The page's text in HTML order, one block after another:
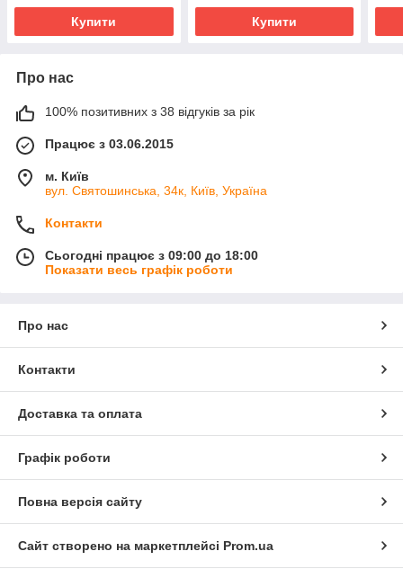
Купити Купити
Про нас
100% позитивних з 38 відгуків за рік
Працює з 03.06.2015
м. Київ
вул. Святошинська, 34к, Київ, Україна
Контакти
Сьогодні працює з 09:00 до 18:00
Показати весь графік роботи
Про нас
Контакти
Доставка та оплата
Графік роботи
Повна версія сайту
Сайт створено на маркетплейсі Prom.ua